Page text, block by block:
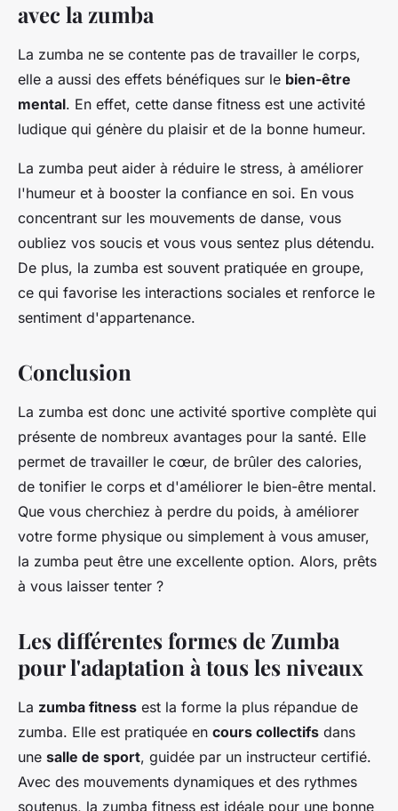
avec la zumba
La zumba ne se contente pas de travailler le corps,
elle a aussi des effets bénéfiques sur le bien-être
mental. En effet, cette danse fitness est une activité
ludique qui génère du plaisir et de la bonne humeur.
La zumba peut aider à réduire le stress, à améliorer
l'humeur et à booster la confiance en soi. En vous
concentrant sur les mouvements de danse, vous
oubliez vos soucis et vous vous sentez plus détendu.
De plus, la zumba est souvent pratiquée en groupe,
ce qui favorise les interactions sociales et renforce le
sentiment d'appartenance.
Conclusion
La zumba est donc une activité sportive complète qui
présente de nombreux avantages pour la santé. Elle
permet de travailler le cœur, de brûler des calories,
de tonifier le corps et d'améliorer le bien-être mental.
Que vous cherchiez à perdre du poids, à améliorer
votre forme physique ou simplement à vous amuser,
la zumba peut être une excellente option. Alors, prêts
à vous laisser tenter ?
Les différentes formes de Zumba
pour l'adaptation à tous les niveaux
La zumba fitness est la forme la plus répandue de
zumba. Elle est pratiquée en cours collectifs dans
une salle de sport, guidée par un instructeur certifié.
Avec des mouvements dynamiques et des rythmes
soutenus, la zumba fitness est idéale pour une bonne